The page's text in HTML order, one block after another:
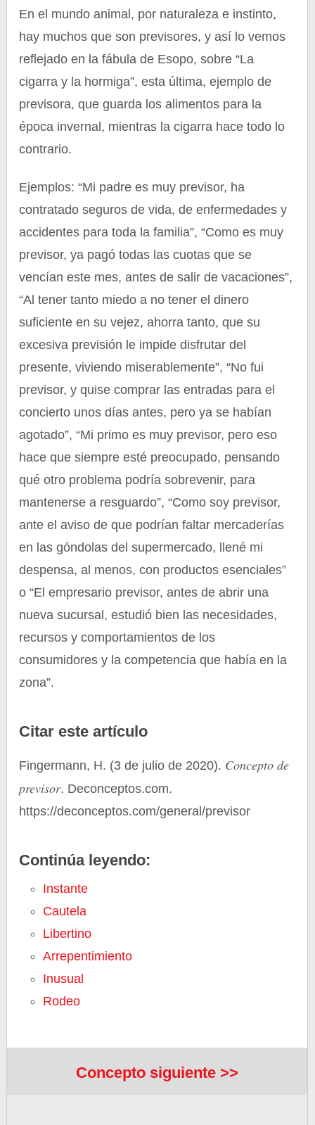
En el mundo animal, por naturaleza e instinto,
hay muchos que son previsores, y así lo vemos
reflejado en la fábula de Esopo, sobre “La
cigarra y la hormiga”, esta última, ejemplo de
previsora, que guarda los alimentos para la
época invernal, mientras la cigarra hace todo lo
contrario.
Ejemplos: “Mi padre es muy previsor, ha
contratado seguros de vida, de enfermedades y
accidentes para toda la familia”, “Como es muy
previsor, ya pagó todas las cuotas que se
vencían este mes, antes de salir de vacaciones”,
“Al tener tanto miedo a no tener el dinero
suficiente en su vejez, ahorra tanto, que su
excesiva previsión le impide disfrutar del
presente, viviendo miserablemente”, “No fui
previsor, y quise comprar las entradas para el
concierto unos días antes, pero ya se habían
agotado”, “Mi primo es muy previsor, pero eso
hace que siempre esté preocupado, pensando
qué otro problema podría sobrevenir, para
mantenerse a resguardo”, “Como soy previsor,
ante el aviso de que podrían faltar mercaderías
en las góndolas del supermercado, llené mi
despensa, al menos, con productos esenciales”
o “El empresario previsor, antes de abrir una
nueva sucursal, estudió bien las necesidades,
recursos y comportamientos de los
consumidores y la competencia que había en la
zona”.
Citar este artículo
Fingermann, H. (3 de julio de 2020). Concepto de
previsor. Deconceptos.com.
https://deconceptos.com/general/previsor
Continúa leyendo:
Instante
Cautela
Libertino
Arrepentimiento
Inusual
Rodeo
Concepto siguiente >>